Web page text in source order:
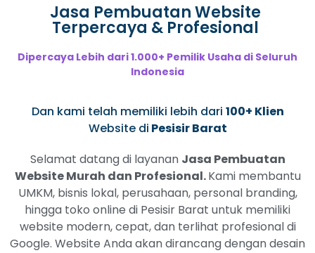
Jasa Pembuatan Website
Terpercaya & Profesional
Dipercaya Lebih dari 1.000+ Pemilik Usaha di Seluruh
Indonesia
Dan kami telah memiliki lebih dari 100+ Klien
Website di Pesisir Barat
Selamat datang di layanan Jasa Pembuatan
Website Murah dan Profesional.Kami membantu
UMKM, bisnis lokal, perusahaan, personal branding,
hingga toko online di Pesisir Barat untuk memiliki
website modern, cepat, dan terlihat profesional di
Google. Website Anda akan dirancang dengan desain